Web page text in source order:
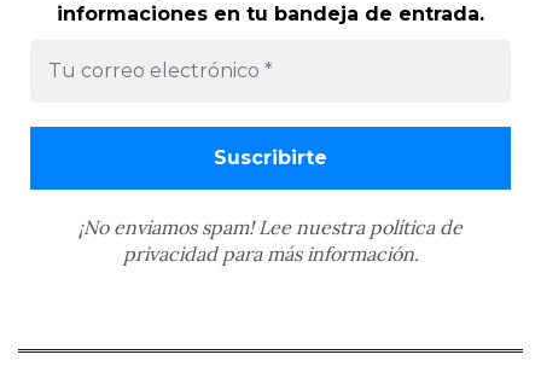
informaciones en tu bandeja de entrada.
¡No enviamos spam! Lee nuestra política de
privacidadpara más información.